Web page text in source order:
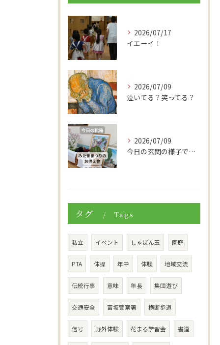
2026/07/17
イエーイ！
2026/07/09
泣いてる？笑ってる？
2026/07/09
今日の玄関の様子です。
タグ Tags
私立 イベント しゃぼん玉 園庭
PTA 体操 年中 体験 地域交流
伝統行事 意味 年長 集団遊び
交通安全 富坂警察署 横断歩道
信号 野外体験 花まる学習会 書道